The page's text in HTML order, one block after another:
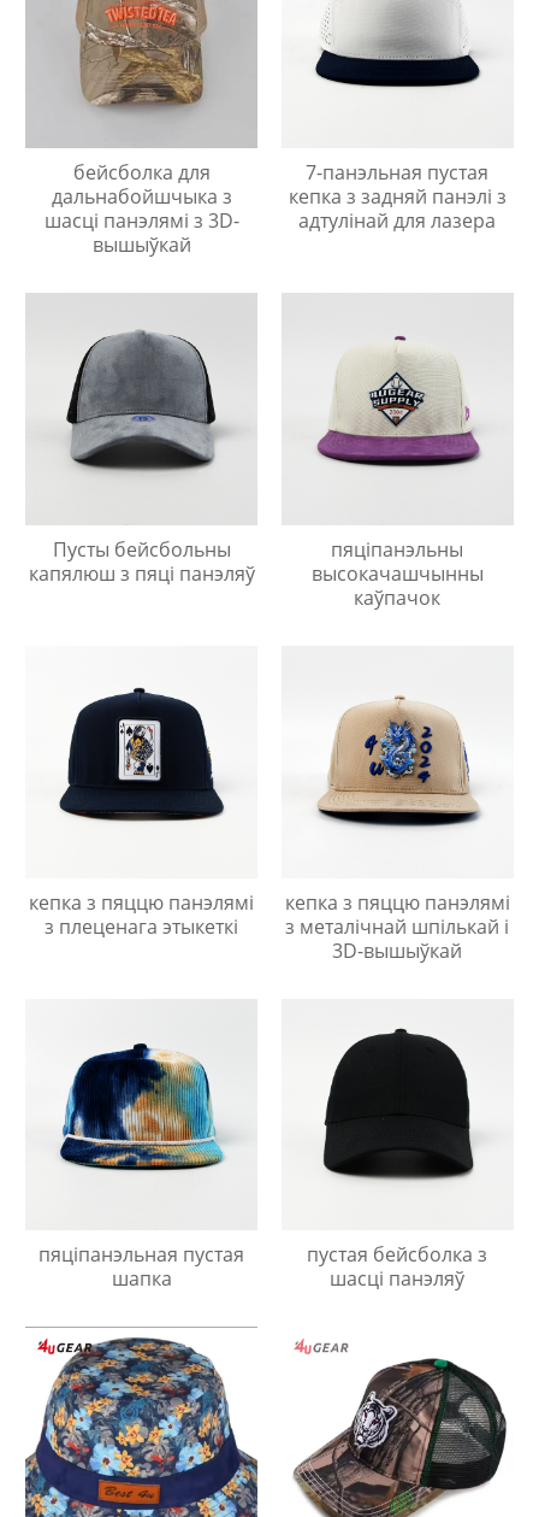
бейсболка для
дальнабойшчыка з
шасці панэлямі з 3D-
вышыўкай
7-панэльная пустая
кепка з задняй панэлі з
адтулінай для лазера
Пусты бейсбольны
капялюш з пяці панэляў
пяціпанэльны
высокачашчынны
каўпачок
кепка з пяццю панэлямі
з плеценага этыкеткі
кепка з пяццю панэлямі
з металічнай шпількай і
3D-вышыўкай
пяціпанэльная пустая
шапка
пустая бейсболка з
шасці панэляў